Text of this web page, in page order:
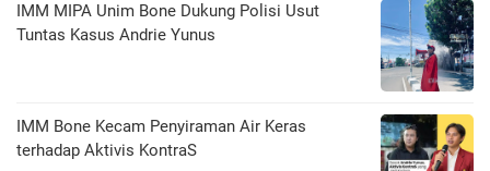
IMM MIPA Unim Bone Dukung Polisi Usut
Tuntas Kasus Andrie Yunus
IMM Bone Kecam Penyiraman Air Keras
terhadap Aktivis KontraS